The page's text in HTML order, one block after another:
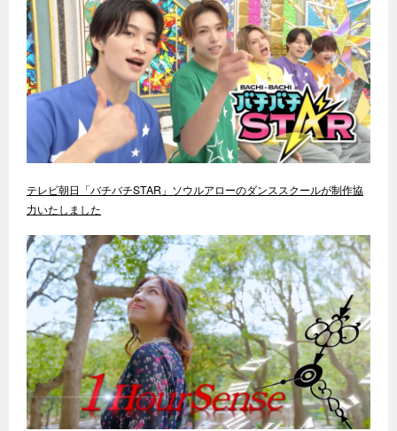
テレビ朝日「バチバチSTAR」ソウルアローのダンススクールが制作協
力いたしました